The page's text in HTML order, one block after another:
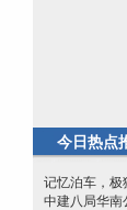
今日热点
记忆泊车，极
中建八局华南